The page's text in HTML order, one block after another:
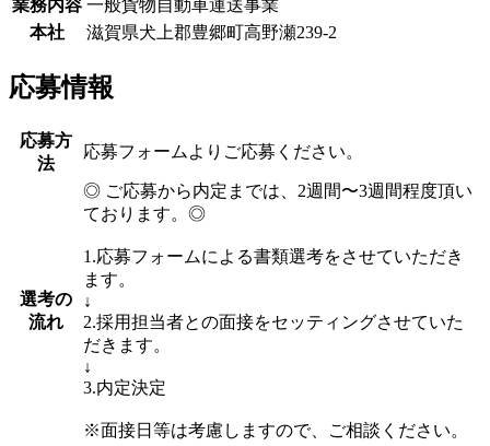
業務内容 一般貨物自動車運送事業
本社
滋賀県犬上郡豊郷町高野瀬239-2
応募情報
応募方
法
応募フォームよりご応募ください。
選考の
流れ
◎ ご応募から内定までは、2週間〜3週間程度頂い
ております。◎
1.応募フォームによる書類選考をさせていただき
ます。
↓
2.採用担当者との面接をセッティングさせていた
だきます。
↓
3.内定決定
※面接日等は考慮しますので、ご相談ください。